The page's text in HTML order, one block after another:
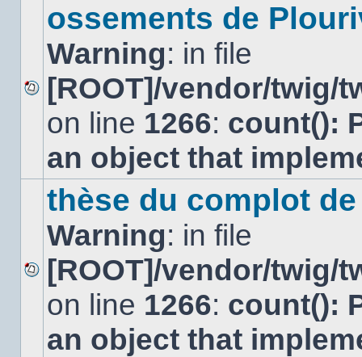
Aucun
message
non
ossements de
Warning: in file
[ROOT]/vendor/twig/
on line 1266: count():
an object that
Aucun
message
non
thèse du complot
Warning: in file
[ROOT]/vendor/twig/
on line 1266: count():
an object that